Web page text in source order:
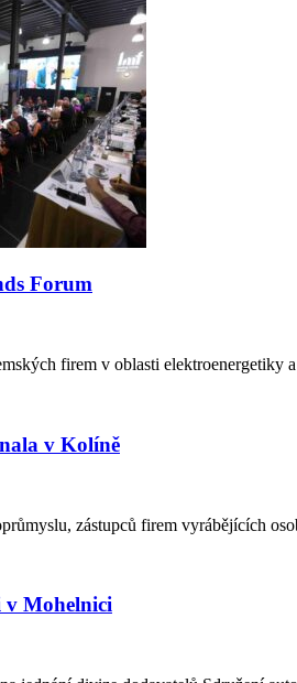
Forum
firem v oblasti
v Kolíně
zástupců firem vyrábějících
v Mohelnici